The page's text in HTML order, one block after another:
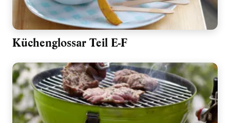
Küchenglossar Teil E-F